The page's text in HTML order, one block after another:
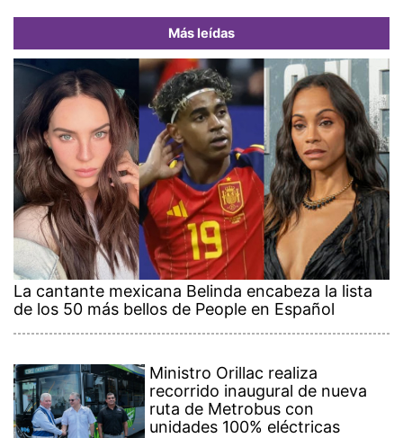
Más leídas
La cantante mexicana Belinda encabeza la lista
de los 50 más bellos de People en Español
Ministro Orillac realiza
recorrido inaugural de nueva
ruta de Metrobus con
unidades 100% eléctricas